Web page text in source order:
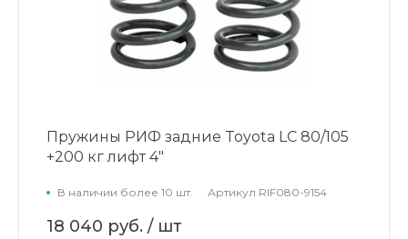
Пружины РИФ задние Toyota LC 80/105
+200 кг лифт 4"
В наличии более 10 шт. Артикул RIF080-9154
18 040 руб. / шт